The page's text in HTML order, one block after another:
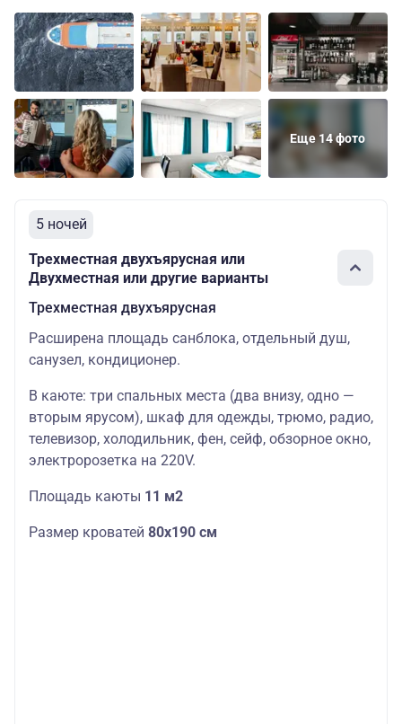
Еще 14 фото
5 ночей
Трехместная двухъярусная или
Двухместная или другие варианты
Трехместная двухъярусная
Расширена площадь санблока, отдельный душ,
санузел, кондиционер.
В каюте: три спальных места (два внизу, одно —
вторым ярусом), шкаф для одежды, трюмо, радио,
телевизор, холодильник, фен, сейф, обзорное окно,
электророзетка на 220V.
Площадь каюты 11 м2
Размер кроватей 80х190 см